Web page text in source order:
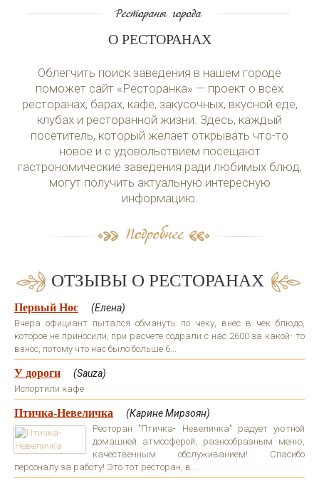
О РЕСТОРАНАХ
Облегчить поиск заведения в нашем городе
поможет сайт «Ресторанка» — проект о всех
ресторанах, барах, кафе, закусочных, вкусной еде,
клубах и ресторанной жизни. Здесь, каждый
посетитель, который желает открывать что-то
новое и с удовольствием посещают
гастрономические заведения ради любимых блюд,
могут получить актуальную интересную
информацию.
ОТЗЫВЫ О РЕСТОРАНАХ
Первый Нос (Елена)
Вчера официант пытался обмануть по чеку, внес в чек блюдо,
которое не приносили, при расчете содрали с нас 2600 за какой- то
взнос, потому что нас было больше 6...
У дороги (Sauza)
Испортили кафе
Птичка-Невеличка (Карине Мирзоян)
Ресторан "Птичка- Невеличка" радует уютной
домашней атмосферой, разнообразным меню,
качественным обслуживанием! Спасибо
персоналу за работу! Это тот ресторан, в...